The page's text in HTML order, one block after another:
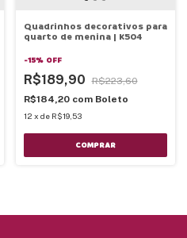
Quadrinhos decorativos para
quarto de menina | K504
-15% OFF
R$189,90
R$223,60
R$184,20 com Boleto
12 x de R$19,53
COMPRAR